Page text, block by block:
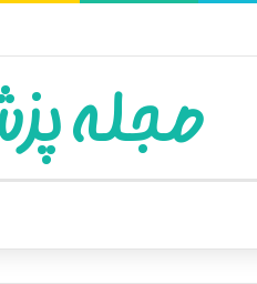
مجله